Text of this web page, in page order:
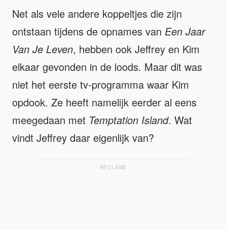
Net als vele andere koppeltjes die zijn
ontstaan tijdens de opnames van Een Jaar
Van Je Leven, hebben ook Jeffrey en Kim
elkaar gevonden in de loods. Maar dit was
niet het eerste tv-programma waar Kim
opdook. Ze heeft namelijk eerder al eens
meegedaan met Temptation Island. Wat
vindt Jeffrey daar eigenlijk van?
RECLAME